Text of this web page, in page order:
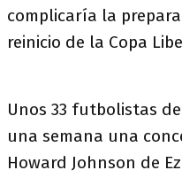
complicaría la
reinicio de la Copa
Unos 33 futbolistas
una semana una
Howard Johnson de